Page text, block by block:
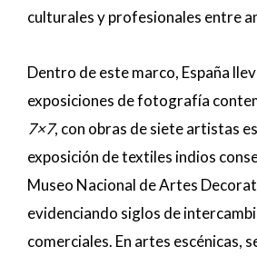
culturales y profesionales entre
Dentro de este marco, España
exposiciones de fotografía
7×7, con obras de siete artistas
exposición de textiles indios
Museo Nacional de Artes
evidenciando siglos de
comerciales. En artes escénicas,